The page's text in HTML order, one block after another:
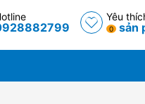
Yêu
0 sản